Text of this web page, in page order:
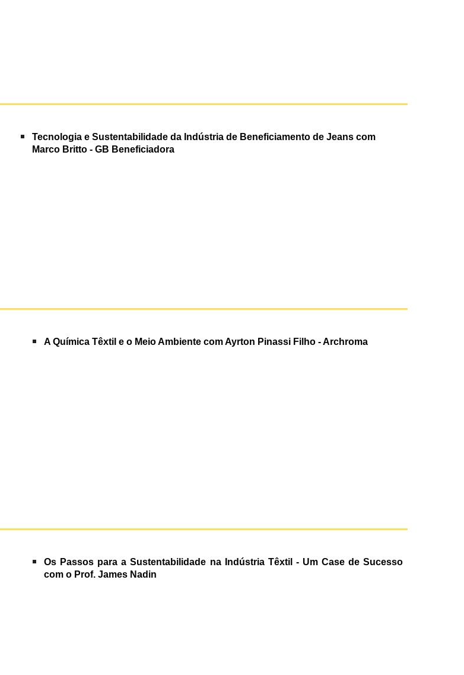
Tecnologia e Sustentabilidade da Indústria de Beneficiamento de Jeans com
Marco Britto - GB Beneficiadora
A Química Têxtil e o Meio Ambiente com Ayrton Pinassi Filho - Archroma
Os Passos para a Sustentabilidade na Indústria Têxtil - Um Case de Sucesso
com o Prof.James Nadin